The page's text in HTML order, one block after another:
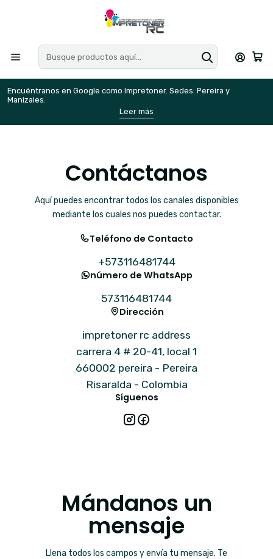
Encuéntranos en Google como Impretoner. Sedes: Pereira y
Manizales.
Leer más
Contáctanos
Aquí puedes encontrar todos los canales disponibles
mediante los cuales nos puedes contactar.
Teléfono de Contacto
+573116481744
número de WhatsApp
573116481744
Dirección
impretoner rc address
carrera 4 # 20-41, local 1
660002 pereira - Pereira
Risaralda - Colombia
Síguenos
Mándanos un
mensaje
Llena todos los campos y envía tu mensaje. Te